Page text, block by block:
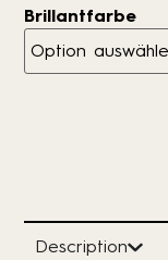
Brillantfarbe
Description